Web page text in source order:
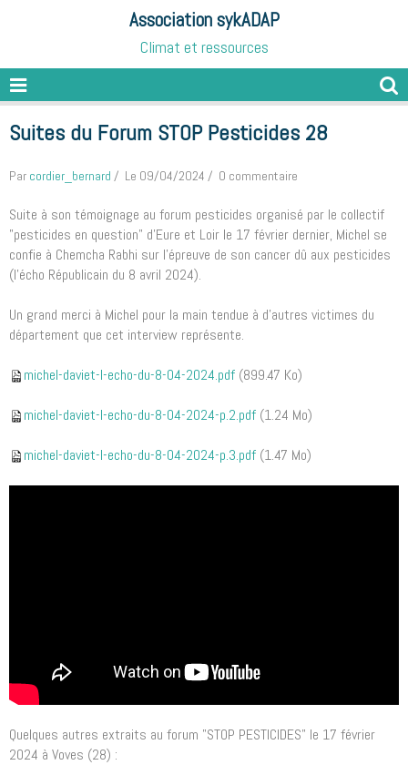
Association sykADAP
Climat et ressources
Suites du Forum STOP Pesticides 28
Par cordier_bernard Le 09/04/2024 0 commentaire
Suite à son témoignage au forum pesticides organisé par le collectif
"pesticides en question" d'Eure et Loir le 17 février dernier, Michel se
confie à Chemcha Rabhi sur l'épreuve de son cancer dû aux pesticides
(l'écho Républicain du 8 avril 2024).
Un grand merci à Michel pour la main tendue à d'autres victimes du
département que cet interview représente.
michel-daviet-l-echo-du-8-04-2024.pdf (899.47 Ko)
michel-daviet-l-echo-du-8-04-2024-p.2.pdf (1.24 Mo)
michel-daviet-l-echo-du-8-04-2024-p.3.pdf (1.47 Mo)
Quelques autres extraits au forum "STOP PESTICIDES" le 17 février
2024 à Voves (28) :